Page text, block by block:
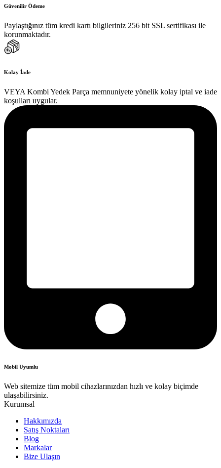
Güvenilir Ödeme
Paylaştığınız tüm kredi kartı bilgileriniz 256 bit SSL sertifikası ile
korunmaktadır.
Kolay İade
VEYA Kombi Yedek Parça memnuniyete yönelik kolay iptal ve iade
koşulları uygular.
Mobil Uyumlu
Web sitemize tüm mobil cihazlarınızdan hızlı ve kolay biçimde
ulaşabilirsiniz.
Kurumsal
Hakkımızda
Satış Noktaları
Blog
Markalar
Bize Ulaşın